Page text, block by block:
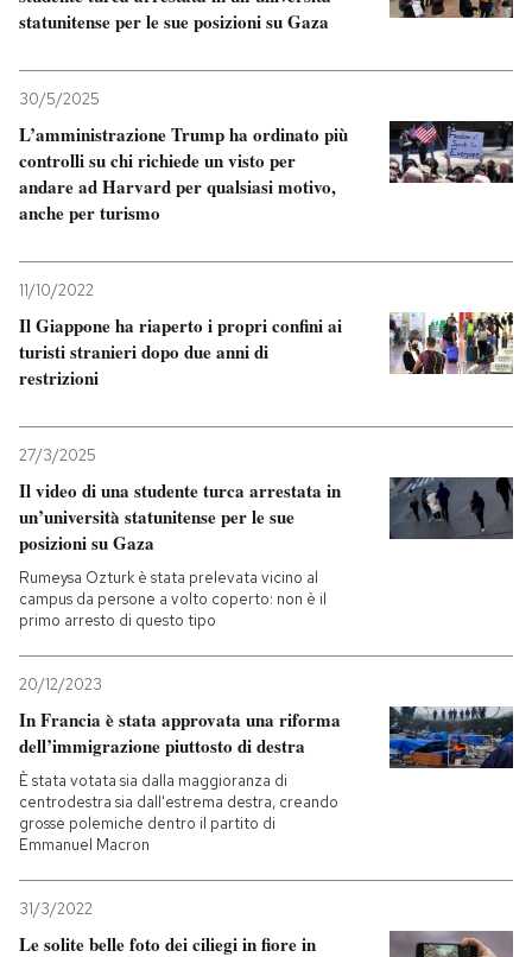
statunitense per le sue posizioni su Gaza
30/5/2025
L’amministrazione Trump ha ordinato più
controlli su chi richiede un visto per
andare ad Harvard per qualsiasi motivo,
anche per turismo
11/10/2022
Il Giappone ha riaperto i propri confini ai
turisti stranieri dopo due anni di
restrizioni
27/3/2025
Il video di una studente turca arrestata in
un’università statunitense per le sue
posizioni su Gaza
Rumeysa Ozturk è stata prelevata vicino al
campus da persone a volto coperto: non è il
primo arresto di questo tipo
20/12/2023
In Francia è stata approvata una riforma
dell’immigrazione piuttosto di destra
È stata votata sia dalla maggioranza di
centrodestra sia dall'estrema destra, creando
grosse polemiche dentro il partito di
Emmanuel Macron
31/3/2022
Le solite belle foto dei ciliegi in fiore in